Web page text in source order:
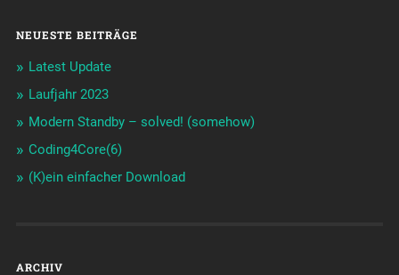
NEUESTE BEITRÄGE
Latest Update
Laufjahr 2023
Modern Standby – solved! (somehow)
Coding4Core(6)
(K)ein einfacher Download
ARCHIV